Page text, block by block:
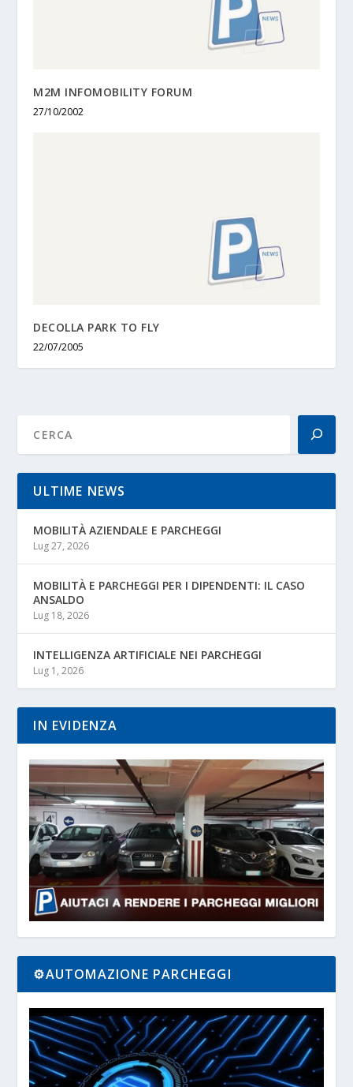
M2M INFOMOBILITY FORUM
27/10/2002
DECOLLA PARK TO FLY
22/07/2005
ULTIME NEWS
MOBILITÀ AZIENDALE E PARCHEGGI
Lug 27, 2026
MOBILITÀ E PARCHEGGI PER I DIPENDENTI: IL CASO
ANSALDO
Lug 18, 2026
INTELLIGENZA ARTIFICIALE NEI PARCHEGGI
Lug 1, 2026
IN EVIDENZA
⚙️AUTOMAZIONE PARCHEGGI